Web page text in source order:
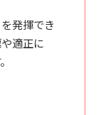
発揮でき
適正に